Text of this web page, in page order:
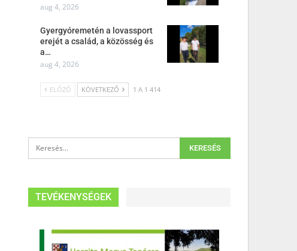
aug 4, 2026
Gyergyóremetén a lovassport
erejét a család, a közösség és
a…
aug 4, 2026
ELŐZŐ KÖVETKEZŐ 1 A 1 414
TEVÉKENYSÉGEK